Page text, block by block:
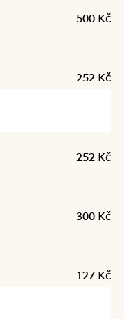
500 Kč
252 Kč
252 Kč
300 Kč
127 Kč